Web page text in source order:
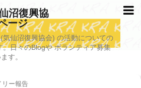
沼復興協
ージ
仙沼復興協会) の活動についての
。日々のBlogや ボランティア募集
す。
リー報告